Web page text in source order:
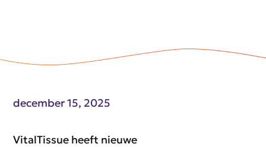
december 15, 2025
VitalTissue heeft nieuwe